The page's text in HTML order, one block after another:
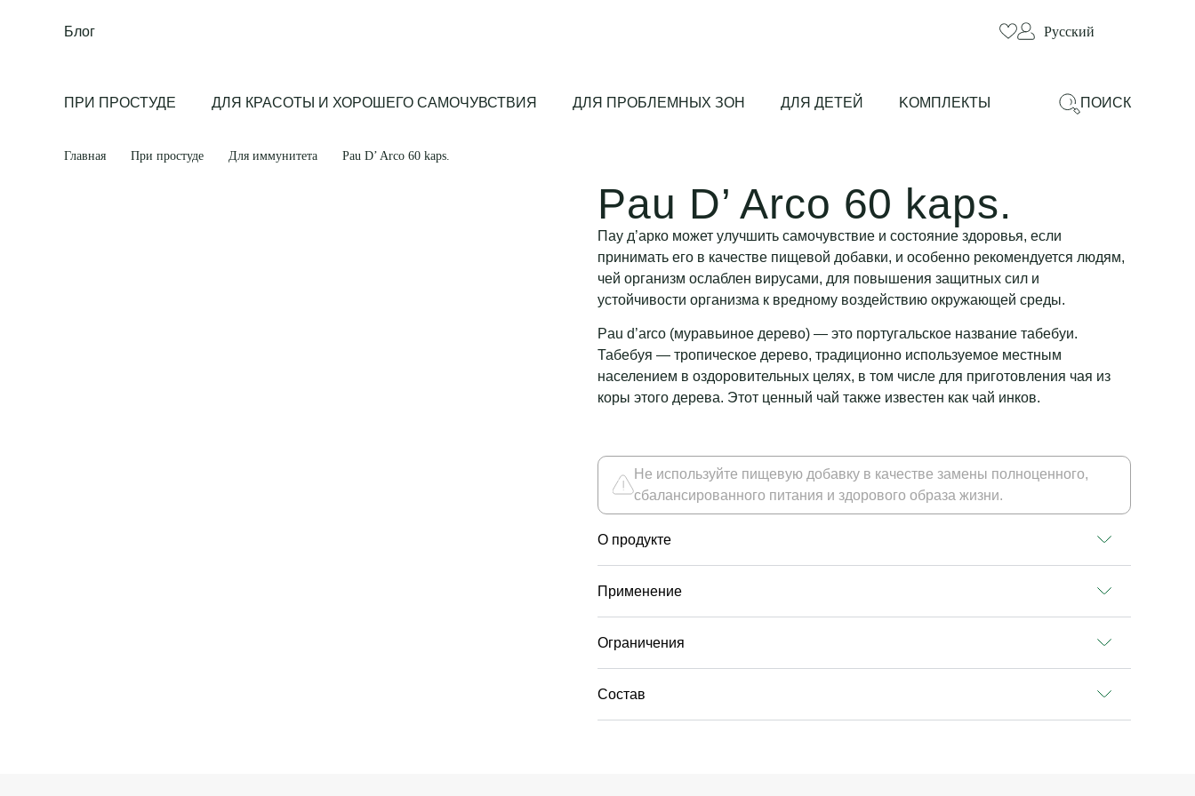
Блог Русский
ПРИ ПРОСТУДЕ ДЛЯ КРАСОТЫ И ХОРОШЕГО САМОЧУВСТВИЯ ДЛЯ ПРОБЛЕМНЫХ ЗОН ДЛЯ ДЕТЕЙ KОМПЛЕКТЫ ПОИСК
Главная При простуде Для иммунитета Pau D’ Arco 60 kaps.
Pau D’ Arco 60 kaps.
Пау д’арко может улучшить самочувствие и состояние здоровья, если
принимать его в качестве пищевой добавки, и особенно рекомендуется людям,
чей организм ослаблен вирусами, для повышения защитных сил и
устойчивости организма к вредному воздействию окружающей среды.
Pau d’arco (муравьиное дерево) — это португальское название табебуи.
Табебуя — тропическое дерево, традиционно используемое местным
населением в оздоровительных целях, в том числе для приготовления чая из
коры этого дерева. Этот ценный чай также известен как чай инков.
Не используйте пищевую добавку в качестве замены полноценного,
сбалансированного питания и здорового образа жизни.
О продукте
Применение
Ограничения
Состав